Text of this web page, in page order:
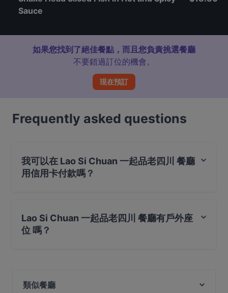
Sauce
如果您找到了絕佳餐點，而且您負責挑選餐廳
不要錯過訂位的機會。
現在預訂
Frequently asked questions
我可以在 Lao Si Chuan 一起品老四川 餐廳
用信用卡付款嗎？
Lao Si Chuan 一起品老四川 餐廳有戶外座
位 嗎？
類似餐廳